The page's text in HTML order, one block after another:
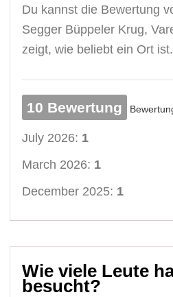
Du kannst die Bewertung
Segger Büppeler Krug,
zeigt, wie beliebt ein Ort ist.
10 Bewertung
July 2026: 1
March 2026: 1
December 2025: 1
Wie viele Leute
besucht?